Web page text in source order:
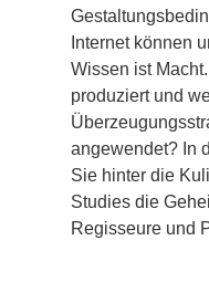
Internet können
Wissen ist
produziert und
angewendet? In
Sie hinter die
Studies die
Regisseure und